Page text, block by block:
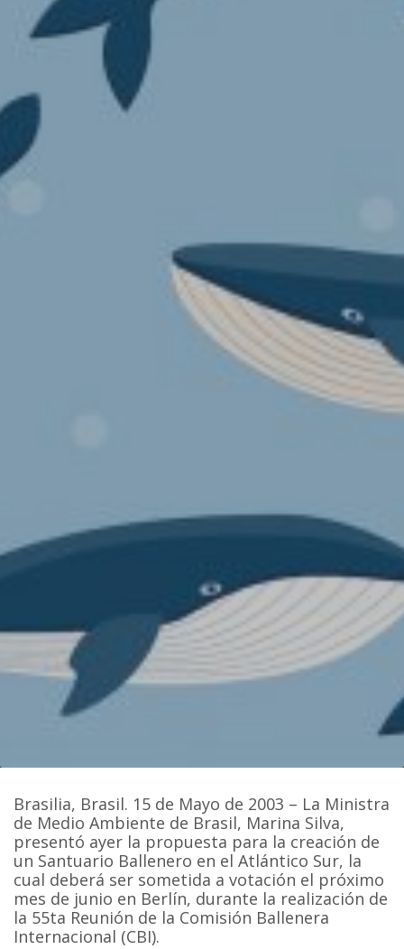
Brasilia, Brasil. 15 de Mayo de 2003 – La Ministra
de Medio Ambiente de Brasil, Marina Silva,
presentó ayer la propuesta para la creación de
un Santuario Ballenero en el Atlántico Sur, la
cual deberá ser sometida a votación el próximo
mes de junio en Berlín, durante la realización de
la 55ta Reunión de la Comisión Ballenera
Internacional (CBI).